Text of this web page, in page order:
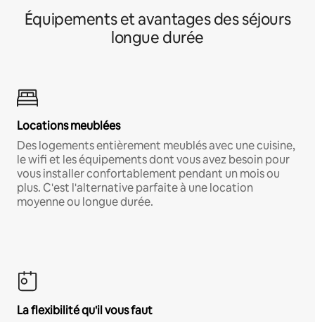
Équipements et avantages des séjours
longue durée
Locations meublées
Des logements entièrement meublés avec une cuisine,
le wifi et les équipements dont vous avez besoin pour
vous installer confortablement pendant un mois ou
plus. C'est l'alternative parfaite à une location
moyenne ou longue durée.
La flexibilité qu'il vous faut